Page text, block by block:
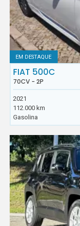
EM DESTAQUE
FIAT 500C
70CV - 2P
2021
112.000 km
Gasolina